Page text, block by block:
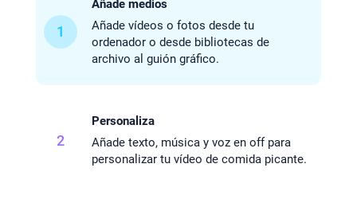
1
Añade medios
Añade vídeos o fotos desde tu
ordenador o desde bibliotecas de
archivo al guión gráfico.
2
Personaliza
Añade texto, música y voz en off para
personalizar tu vídeo de comida picante.